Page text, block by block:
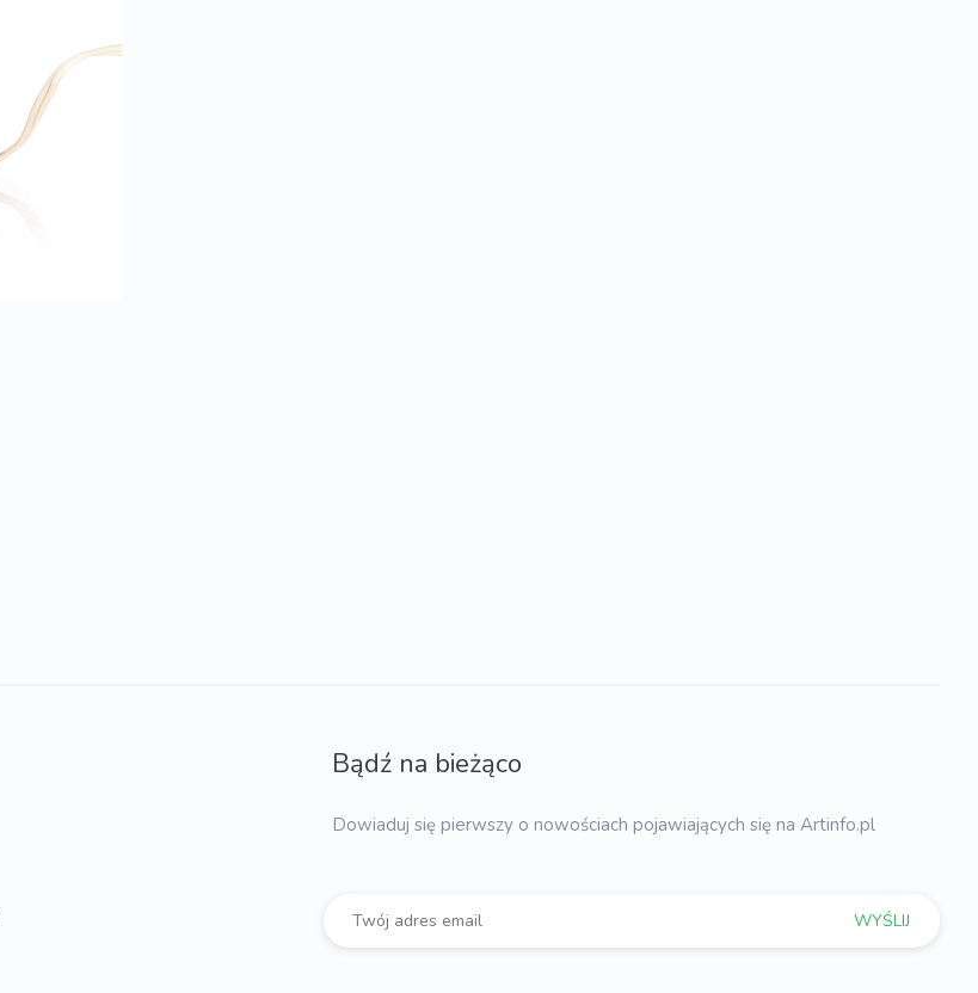
Bądź na bieżąco
Dowiaduj się pierwszy o nowościach pojawiających się na Artinfo.pl
WYŚLIJ